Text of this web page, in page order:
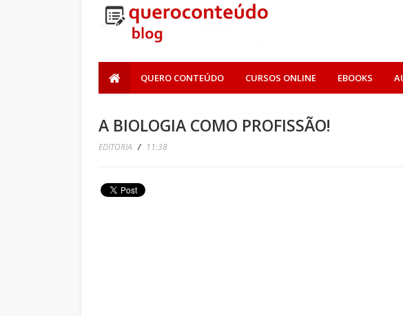
QUERO CONTEÚDO CURSOS ONLINE EBOOKS
A BIOLOGIA COMO PROFISSÃO!
EDITORIA / 11:38